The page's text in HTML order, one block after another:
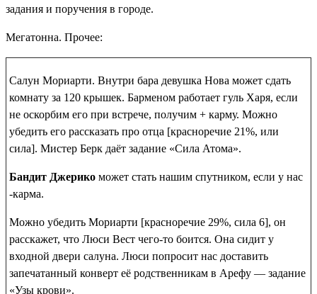
задания и поручения в городе.
Мегатонна. Прочее:
Салун Мориарти. Внутри бара девушка Нова может сдать
комнату за 120 крышек. Барменом работает гуль Харя, если
не оскорбим его при встрече, получим + карму. Можно
убедить его рассказать про отца [красноречие 21%, или
сила]. Мистер Берк даёт задание «Сила Атома».
Бандит Джерико может стать нашим спутником, если у нас
-карма.
Можно убедить Мориарти [красноречие 29%, сила 6], он
расскажет, что Люси Вест чего-то боится. Она сидит у
входной двери салуна. Люси попросит нас доставить
запечатанный конверт её родственникам в Арефу — задание
«Узы крови».